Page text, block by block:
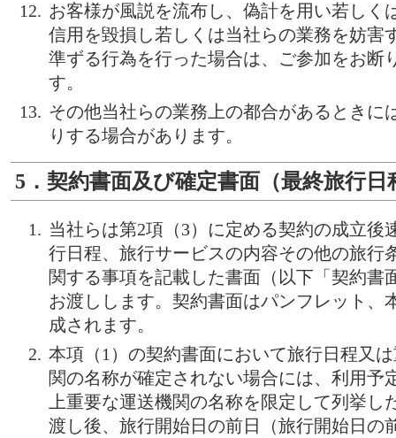
お客様が風説を流布し、偽計を用い若しく
信用を毀損し若しくは当社らの業務を妨害
準ずる行為を行った場合は、ご参加をお断
す。
その他当社らの業務上の都合があるときに
りする場合があります。
5．契約書面及び確定書面（最終旅行日
当社らは第2項（3）に定める契約の成立後
行日程、旅行サービスの内容その他の旅行
関する事項を記載した書面（以下「契約書
お渡しします。契約書面はパンフレット、
成されます。
本項（1）の契約書面において旅行日程又
関の名称が確定されない場合には、利用予
上重要な運送機関の名称を限定して列挙し
渡し後、旅行開始日の前日（旅行開始日の